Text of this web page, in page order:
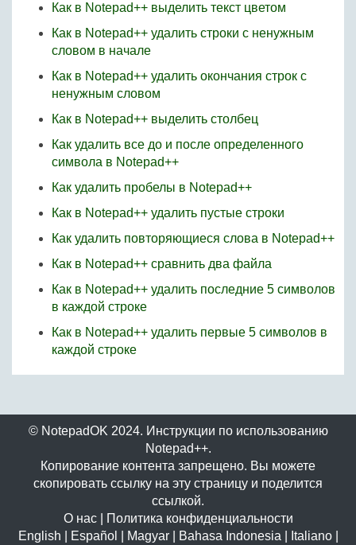
Как в Notepad++ выделить текст цветом
Как в Notepad++ удалить строки с ненужным
словом в начале
Как в Notepad++ удалить окончания строк с
ненужным словом
Как в Notepad++ выделить столбец
Как удалить все до и после определенного
символа в Notepad++
Как удалить пробелы в Notepad++
Как в Notepad++ удалить пустые строки
Как удалить повторяющиеся слова в Notepad++
Как в Notepad++ сравнить два файла
Как в Notepad++ удалить последние 5 символов
в каждой строке
Как в Notepad++ удалить первые 5 символов в
каждой строке
© NotepadOK 2024. Инструкции по использованию
Notepad++.
Копирование контента запрещено. Вы можете
скопировать ссылку на эту страницу и поделится
ссылкой.
О нас|
Политика конфиденциальности
English
Español Magyar| Bahasa Indonesia Italiano|